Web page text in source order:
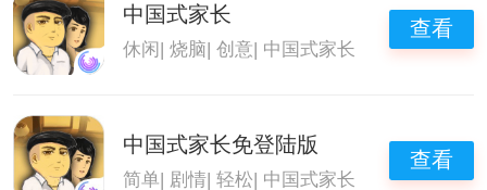
中国式家长
休闲|烧脑|创意| 中国式家长
查看
中国式家长免登陆版
简单 剧情 |轻松 中国式家长
查看